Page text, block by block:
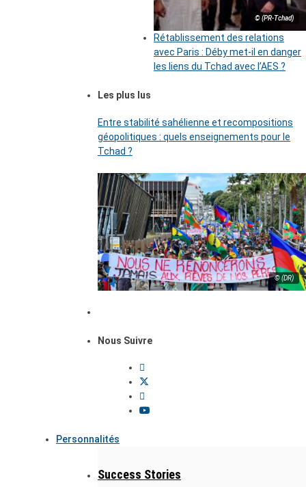
© (PR-Tchad)
Rétablissement des relations
avec Paris : Déby met-il en danger
les liens du Tchad avec l’AES ?
Les plus lus
Entre stabilité sahélienne et recompositions
géopolitiques : quels enseignements pour le
Tchad ?
© (DR)
Nous Suivre
Personnalités
Success Stories